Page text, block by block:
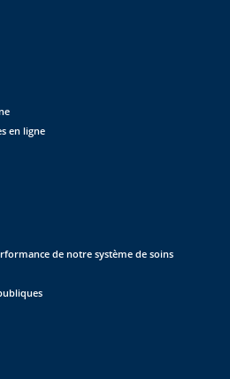
en ligne
de notre système de soins